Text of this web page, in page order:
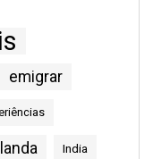
emigrar
India